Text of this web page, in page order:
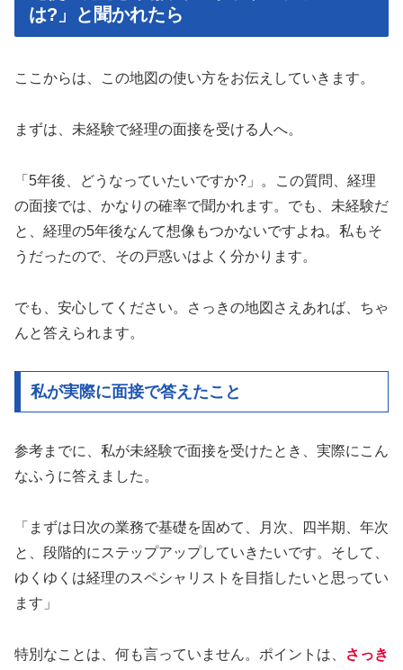
は?」と聞かれたら
ここからは、この地図の使い方をお伝えしていきます。
まずは、未経験で経理の面接を受ける人へ。
「5年後、どうなっていたいですか?」。この質問、経理
の面接では、かなりの確率で聞かれます。でも、未経験だ
と、経理の5年後なんて想像もつかないですよね。私もそ
うだったので、その戸惑いはよく分かります。
でも、安心してください。さっきの地図さえあれば、ちゃ
んと答えられます。
私が実際に面接で答えたこと
参考までに、私が未経験で面接を受けたとき、実際にこん
なふうに答えました。
「まずは日次の業務で基礎を固めて、月次、四半期、年次
と、段階的にステップアップしていきたいです。そして、
ゆくゆくは経理のスペシャリストを目指したいと思ってい
ます」
特別なことは、何も言っていません。ポイントは、
さっき